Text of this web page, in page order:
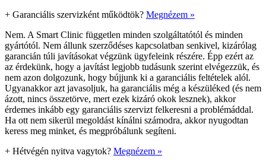
+ Garanciális szervizként működtök? Megnézem »
Nem. A Smart Clinic független minden szolgáltatótól és minden
gyártótól. Nem állunk szerződéses kapcsolatban senkivel, kizárólag
garancián túli javításokat végzünk ügyfeleink részére. Épp ezért az
az érdekünk, hogy a javítást legjobb tudásunk szerint elvégezzük, és
nem azon dolgozunk, hogy bújjunk ki a garanciális feltételek alól.
Ugyanakkor azt javasoljuk, ha garanciális még a készüléked (és nem
ázott, nincs összetörve, mert ezek kizáró okok lesznek), akkor
érdemes inkább egy garanciális szervizt felkeresni a problémáddal.
Ha ott nem sikerül megoldást kínálni számodra, akkor nyugodtan
keress meg minket, és megpróbálunk segíteni.
+ Hétvégén nyitva vagytok? Megnézem »